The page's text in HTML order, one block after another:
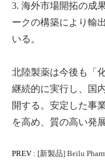
3. 海外市場開拓の成
ークの構築により輸
いる。
北陸製薬は今後も「
継続的に実行し、国
開する。安定した事
を高め、質の高い発
PREV : [新製品] Beilu